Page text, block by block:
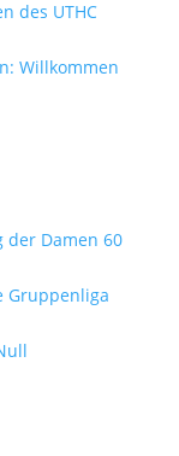
des UTHC
Willkommen
der Damen 60
Gruppenliga